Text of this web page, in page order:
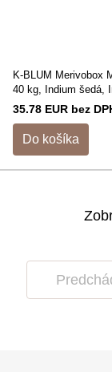
K-BLUM Merivobox
40 kg, Indium šedá,
35.78 EUR bez
Do košíka